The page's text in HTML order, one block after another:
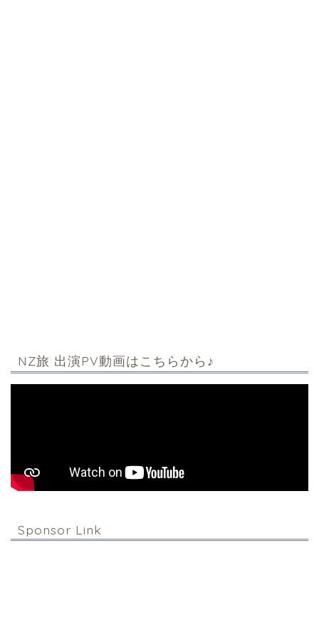
NZ旅 出演PV動画はこちらから♪
Sponsor Link